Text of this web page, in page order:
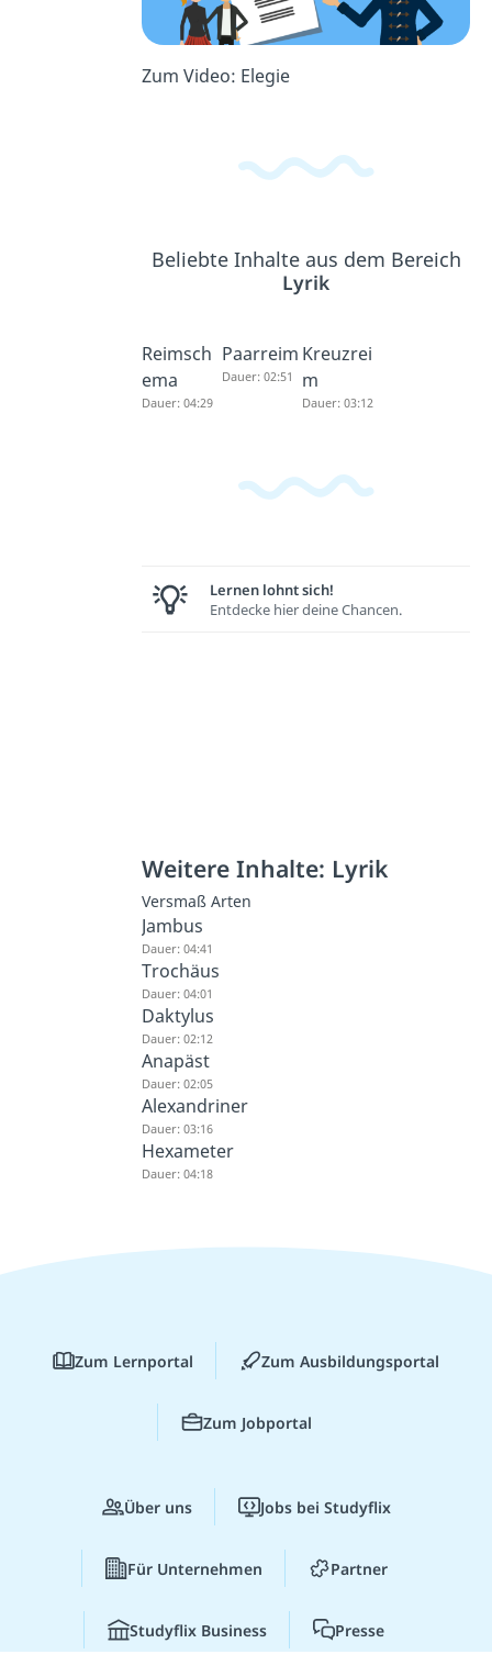
Zum Video: Elegie
Beliebte Inhalte aus dem Bereich
Lyrik
Reimsch
ema
Dauer: 04:29
Paarreim
Dauer: 02:51
Kreuzrei
m
Dauer: 03:12
Lernen lohnt sich!
Entdecke hier deine Chancen.
Weitere Inhalte: Lyrik
Versmaß Arten
Jambus
Dauer: 04:41
Trochäus
Dauer: 04:01
Daktylus
Dauer: 02:12
Anapäst
Dauer: 02:05
Alexandriner
Dauer: 03:16
Hexameter
Dauer: 04:18
Zum Lernportal Zum Ausbildungsportal
Zum Jobportal
Über uns Jobs bei Studyflix
Für Unternehmen Partner
Studyflix Business Presse